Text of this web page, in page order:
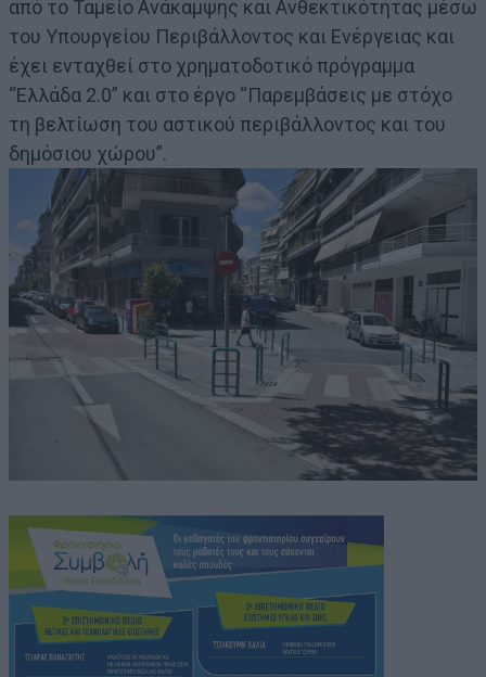
από το Ταμείο Ανάκαμψης και Ανθεκτικότητας μέσω
του Υπουργείου Περιβάλλοντος και Ενέργειας και
έχει ενταχθεί στο χρηματοδοτικό πρόγραμμα
“Ελλάδα 2.0” και στο έργο “Παρεμβάσεις με στόχο
τη βελτίωση του αστικού περιβάλλοντος και του
δημόσιου χώρου”.